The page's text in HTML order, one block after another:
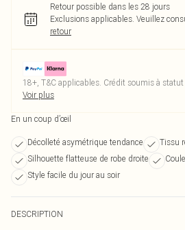
Retour possible dans les 28 jours
Exclusions applicables. Veuillez
retour
18+, T&C applicables. Crédit soumis à statut
Voir plus
En un coup d’œil
Décolleté asymétrique tendance
Tissu
Silhouette flatteuse de robe droite
Style facile du jour au soir
DESCRIPTION